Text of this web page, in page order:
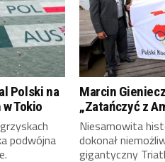
Polski na
Tokio
podwójna
Marcin
„Zatańczyć z
Niesamowita
dokonał
gigantyczny